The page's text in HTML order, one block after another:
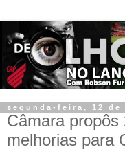
segunda-feira, 12 de
Câmara propôs
melhorias para